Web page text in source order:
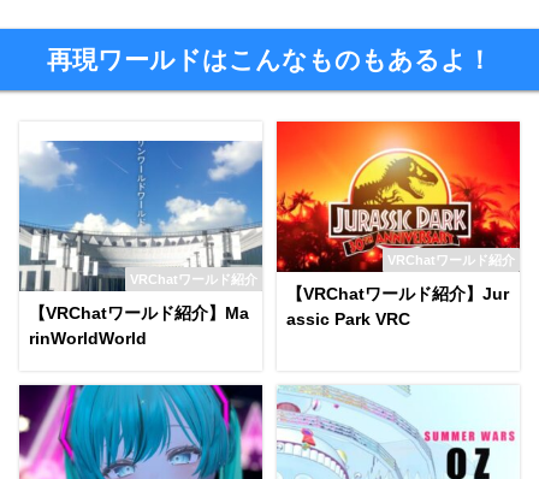
再現ワールドはこんなものもあるよ！
VRChatワールド紹介
【VRChatワールド紹介】Ma
rinWorldWorld
VRChatワールド紹介
【VRChatワールド紹介】Jur
assic Park VRC